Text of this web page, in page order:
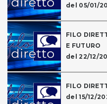
del 05/01/
FILO
E FUTURO
del 22/12/
FILO
del 15/12/